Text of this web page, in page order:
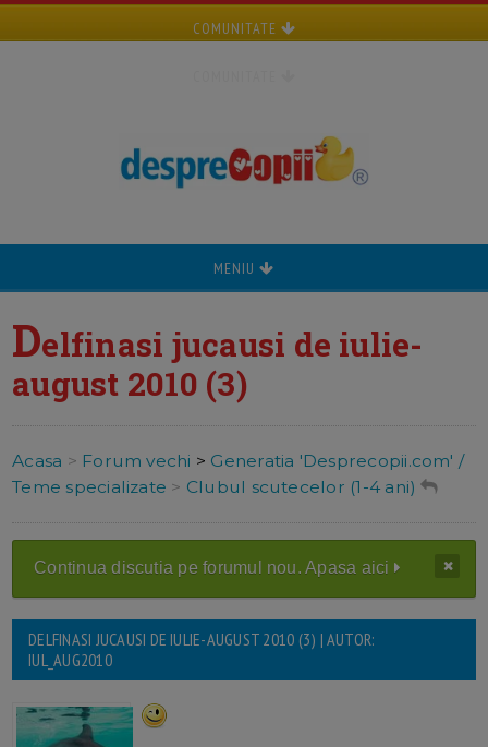
COMUNITATE
MENIU
Delfinasi jucausi de iulie-
august 2010 (3)
Acasa > Forum vechi > Generatia 'Desprecopii.com' /
Teme specializate > Clubul scutecelor (1-4 ani)
Continua discutia pe forumul nou. Apasa aici
DELFINASI JUCAUSI DE IULIE-AUGUST 2010 (3) | AUTOR:
IUL_AUG2010